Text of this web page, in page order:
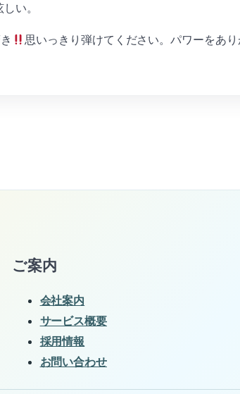
い。
思いっきり弾けてください。パワーをあり
ご案内
会社案内
サービス概要
採用情報
お問い合わせ